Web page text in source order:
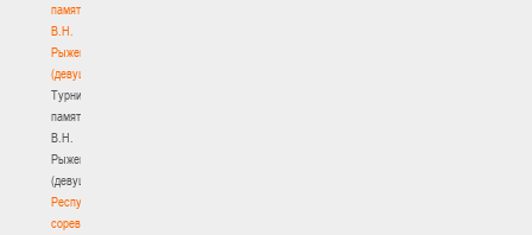
памяти
В.Н.
Рыженкова
(девушки)
Турнир
памяти
В.Н.
Рыженкова
(девушки)
Республиканские
соревнования